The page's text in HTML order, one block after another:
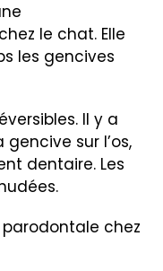
le chat. Elle
les gencives
Il y a
sur l’os,
dentaire. Les
chez